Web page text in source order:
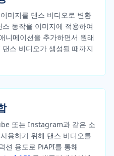
미지를 댄스 비디오로 변환
동작을 이미지에 적용하여
니메이션을 추가하면서 원래
스 비디오가 생성될 때까지
또는 Instagram과 같은 소
용하기 위해 댄스 비디오를
션 용도로 PiAPI를 통해